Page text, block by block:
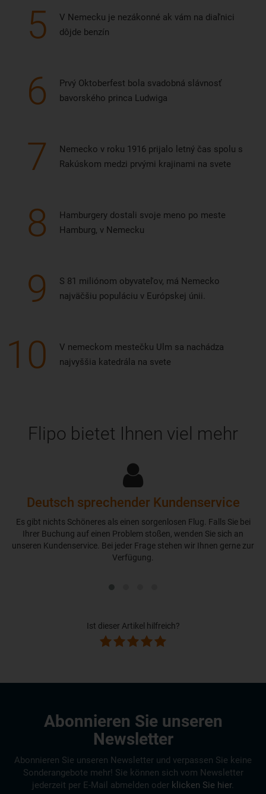
5
V Nemecku je nezákonné ak vám na diaľnici
dôjde benzín
6
Prvý Oktoberfest bola svadobná slávnosť
bavorského princa Ludwiga
7
Nemecko v roku 1916 prijalo letný čas spolu s
Rakúskom medzi prvými krajinami na svete
8
Hamburgery dostali svoje meno po meste
Hamburg, v Nemecku
9
S 81 miliónom obyvateľov, má Nemecko
najväčšiu populáciu v Európskej únii.
10
V nemeckom mestečku Ulm sa nachádza
najvyššia katedrála na svete
Flipo bietet Ihnen viel mehr
Deutsch sprechender Kundenservice
Es gibt nichts Schöneres als einen sorgenlosen Flug. Falls Sie bei
Ihrer Buchung auf einen Problem stoßen, wenden Sie sich an
unseren Kundenservice. Bei jeder Frage stehen wir Ihnen gerne zur
Verfügung.
Ist dieser Artikel hilfreich?
Abonnieren Sie unseren
Newsletter
Abonnieren Sie unseren Newsletter und verpassen Sie keine
Sonderangebote mehr! Sie können sich vom Newsletter
jederzeit per E-Mail abmelden oder klicken Sie hier.